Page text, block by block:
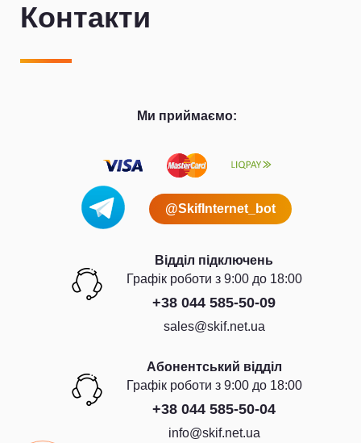
Контакти
Ми приймаємо:
@SkifInternet_bot
Відділ підключень
Графiк роботи з 9:00 до 18:00
+38 044 585-50-09
sales@skif.net.ua
Абонентський відділ
Графiк роботи з 9:00 до 18:00
+38 044 585-50-04
info@skif.net.ua